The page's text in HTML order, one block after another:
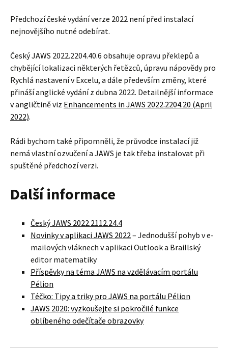
Předchozí české vydání verze 2022 není před instalací
nejnovějšího nutné odebírat.
Český JAWS 2022.2204.40.6 obsahuje opravu překlepů a
chybějící lokalizaci některých řetězců, úpravu nápovědy pro
Rychlá nastavení v Excelu, a dále především změny, které
přináší anglické vydání z dubna 2022. Detailnější informace
v angličtině viz Enhancements in JAWS 2022.2204.20 (April
2022).
Rádi bychom také připomněli, že průvodce instalací již
nemá vlastní ozvučení a JAWS je tak třeba instalovat při
spuštěné předchozí verzi.
Další informace
Český JAWS 2022.2112.24.4
Novinky v aplikaci JAWS 2022– Jednodušší pohyb v e-
mailových vláknech v aplikaci Outlook a Braillský
editor matematiky
Příspěvky na téma JAWS na vzdělávacím portálu
Pélion
Téčko: Tipy a triky pro JAWS na portálu Pélion
JAWS 2020: vyzkoušejte si pokročilé funkce
oblíbeného odečítače obrazovky